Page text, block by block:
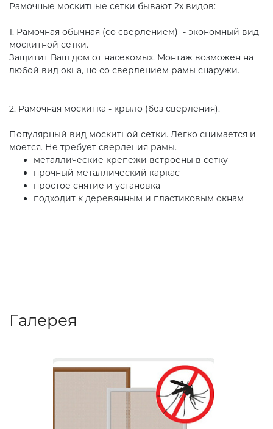
Рамочные москитные сетки бывают 2х видов:
1. Рамочная обычная (со сверлением) - экономный вид
москитной сетки.
Защитит Ваш дом от насекомых. Монтаж возможен на
любой вид окна, но со сверлением рамы снаружи.
2. Рамочная москитка - крыло (без сверления).
Популярный вид москитной сетки. Легко снимается и
моется. Не требует сверления рамы.
металлические крепежи встроены в сетку
прочный металлический каркас
простое снятие и установка
подходит к деревянным и пластиковым окнам
Галерея